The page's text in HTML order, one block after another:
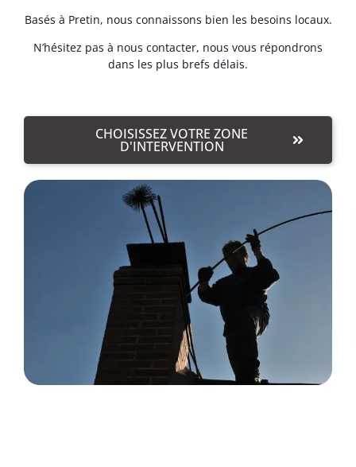
Basés à Pretin, nous connaissons bien les besoins locaux.
N’hésitez pas à nous contacter, nous vous répondrons
dans les plus brefs délais.
CHOISISSEZ VOTRE ZONE
D'INTERVENTION